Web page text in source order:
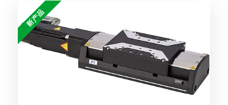
新产品